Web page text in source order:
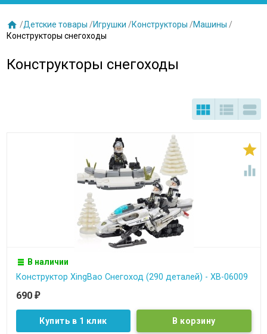
 /Детские товары /Игрушки /Конструкторы /Машины /
Конструкторы снегоходы
Конструкторы снегоходы
  


В наличии
Конструктор XingBao Снегоход (290 деталей) - XB-06009
690 ₽
Купить в 1 клик